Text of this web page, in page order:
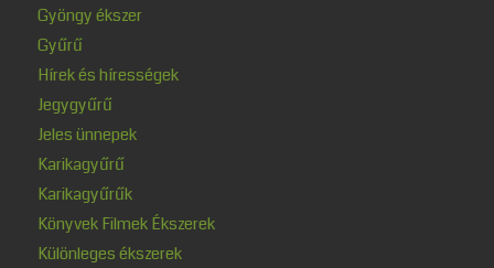
Gyöngy ékszer
Gyűrű
Hírek és hírességek
Jegygyűrű
Jeles ünnepek
Karikagyűrű
Karikagyűrűk
Könyvek Filmek Ékszerek
Különleges ékszerek